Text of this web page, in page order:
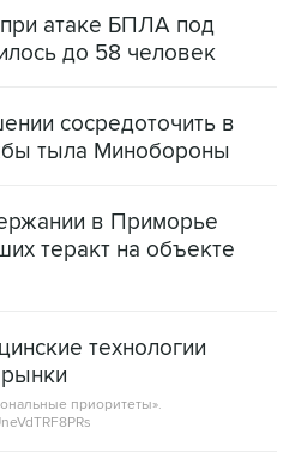
сосредоточить в
в Приморье
технологии
приоритеты».